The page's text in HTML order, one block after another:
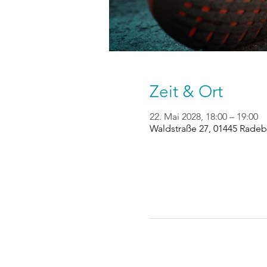
Zeit & Ort
22. Mai 2028, 18:00 – 19:00
Waldstraße 27, 01445